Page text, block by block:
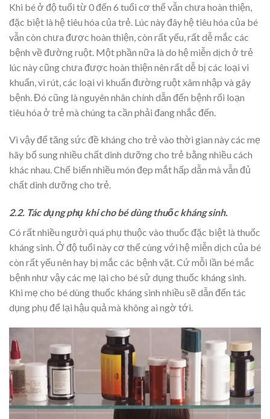
Khi bé ở độ tuổi từ 0 đến 6 tuổi cơ thể vẫn chưa hoàn thiện,
đặc biệt là hệ tiêu hóa của trẻ. Lúc này đây hệ tiêu hóa của bé
vẫn còn chưa được hoàn thiện, còn rất yếu, rất dễ mắc các
bệnh về đường ruột. Một phần nữa là do hệ miễn dịch ở trẻ
lúc này cũng chưa được hoàn thiện nên rất dễ bị các loại vi
khuẩn, vi rút, các loại vi khuẩn đường ruột xâm nhập và gây
bệnh. Đó cũng là nguyên nhân chính dẫn đến bệnh rối loạn
tiêu hóa ở trẻ mà chúng ta cần phải đang nhắc đến.
Vì vậy để tăng sức đề kháng cho trẻ vào thời gian này các mẹ
hãy bổ sung nhiều chất dinh dưỡng cho trẻ bằng nhiều cách
khác nhau. Chế biến nhiều món đẹp mắt hấp dẫn mà vẫn đủ
chất dinh dưỡng cho trẻ.
2.2. Tác dụng phụ khi cho bé dùng thuốc kháng sinh.
Có rất nhiều người quá phụ thuộc vào thuốc đặc biệt là thuốc
kháng sinh. Ở độ tuổi này cơ thể cùng với hệ miễn dịch của bé
còn rất yếu nên hay bị mắc các bệnh vặt. Cứ mỗi lần bé mắc
bệnh như vậy các mẹ lại cho bé sử dụng thuốc kháng sinh.
Khi mẹ cho bé dùng thuốc kháng sinh nhiều sẽ dẫn đến tác
dụng phụ để lại hậu quả mà không ai ngờ tới.